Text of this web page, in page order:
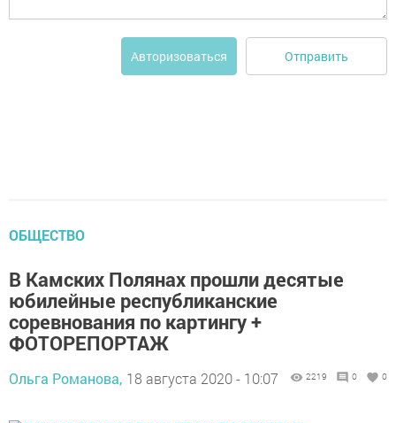
Авторизоваться Отправить
ОБЩЕСТВО
В Камских Полянах прошли десятые
юбилейные республиканские
соревнования по картингу +
ФОТОРЕПОРТАЖ
Ольга Романова, 18 августа 2020 - 10:07 2219 0 0